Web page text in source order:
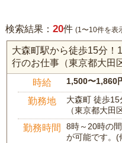
検索結果： 20件 (1〜10件を表
大森町駅から徒歩15分！
行のお仕事（東京都大田
時給 1,500〜1,860
勤務地
大森町 徒歩15
（東京都大田
勤務時間
8時～20時の
が可能です。(